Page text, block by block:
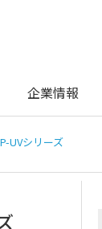
企業情報
UVシリーズ